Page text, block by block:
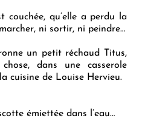
couchée, qu’elle a perdu la
ni sortir, ni peindre…
un petit réchaud Titus,
dans une casserole
cuisine de Louise Hervieu.
émiettée dans l’eau…